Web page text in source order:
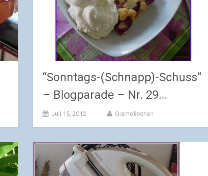
“Sonntags-(Schnapp)-Schuss“
– Blogparade – Nr. 29...
Juli 15, 2012 Gismolinchen